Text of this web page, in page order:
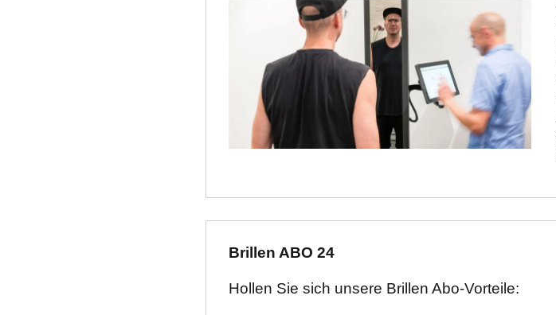
Brillen ABO 24
Hollen Sie sich unsere Brillen Abo-Vorteile: